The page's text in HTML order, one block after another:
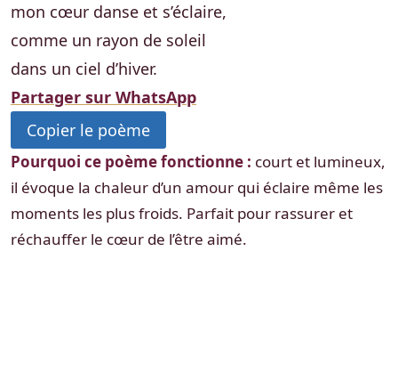
mon cœur danse et s’éclaire,
comme un rayon de soleil
dans un ciel d’hiver.
Partager sur WhatsApp
Copier le poème
Pourquoi ce poème fonctionne : court et lumineux,
il évoque la chaleur d’un amour qui éclaire même les
moments les plus froids. Parfait pour rassurer et
réchauffer le cœur de l’être aimé.